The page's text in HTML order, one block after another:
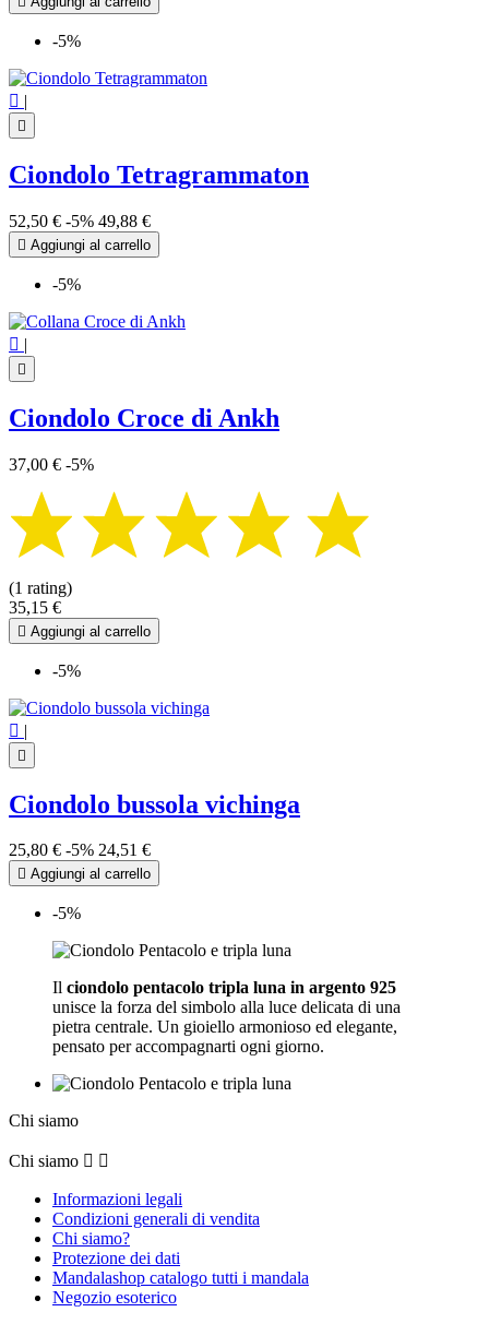
-5%
 |

Ciondolo Tetragrammaton
52,50 € -5% 49,88 €
 Aggiungi al carrello
-5%
 |

Ciondolo Croce di Ankh
37,00 € -5%
(1 rating)
35,15 €
 Aggiungi al carrello
-5%
 |

Ciondolo bussola vichinga
25,80 € -5% 24,51 €
 Aggiungi al carrello
-5%
Il ciondolo pentacolo tripla luna in argento 925
unisce la forza del simbolo alla luce delicata di una
pietra centrale. Un gioiello armonioso ed elegante,
pensato per accompagnarti ogni giorno.
Chi siamo
Chi siamo  
Informazioni legali
Condizioni generali di vendita
Chi siamo?
Protezione dei dati
Mandalashop catalogo tutti i mandala
Negozio esoterico